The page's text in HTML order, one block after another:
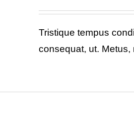
Tristique tempus
consequat, ut.